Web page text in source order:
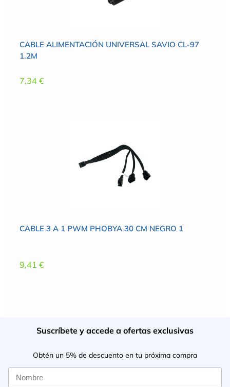
CABLE ALIMENTACIÓN UNIVERSAL SAVIO CL-97
1.2M
7,34 €
CABLE 3 A 1 PWM PHOBYA 30 CM NEGRO 1
9,41 €
Suscríbete y accede a ofertas exclusivas
Obtén un 5% de descuento en tu próxima compra